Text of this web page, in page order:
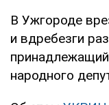
В Ужгороде
и вдребезги
народного